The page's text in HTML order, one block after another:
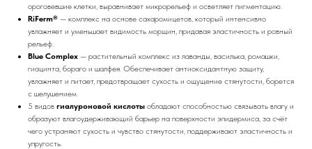
ороговевшие клетки, выравнивает микрорельеф и осветляет пигментацию.
RiFerm® — комплекс на основе сахаромицетов, который интенсивно
увлажняет и уменьшает видимость морщин, придавая эластичность и ровный
рельеф.
Blue Complex — растительный комплекс из лаванды, василька, ромашки,
гиацинта, бораго и шалфея. Обеспечивает антиоксидантную защиту,
увлажняет и питает, предотвращает сухость и ощущение стянутости, борется
с шелушением.
5 видов гиалуроновой кислоты обладают способностью связывать влагу и
образуют влагоудерживающий барьер на поверхности эпидермиса, за счёт
чего устраняют сухость и чувство стянутости, поддерживают эластичность и
упругость.